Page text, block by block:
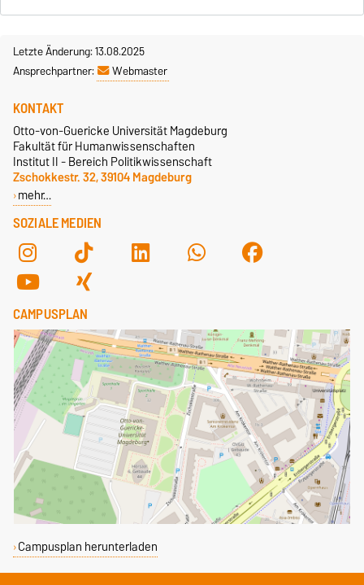
Letzte Änderung: 13.08.2025
Ansprechpartner:
Webmaster
SOZIALE MEDIEN
KONTAKT
Otto-von-Guericke Universität Magdeburg
Fakultät für Humanwissenschaften
Institut II - Bereich Politikwissenschaft
Zschokkestr. 32, 39104 Magdeburg
mehr…
CAMPUSPLAN
Campusplan herunterladen